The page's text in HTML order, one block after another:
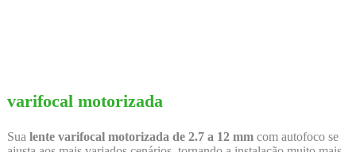
varifocal motorizada
Sua lente varifocal motorizada de 2.7 a 12 mm com autofoco se